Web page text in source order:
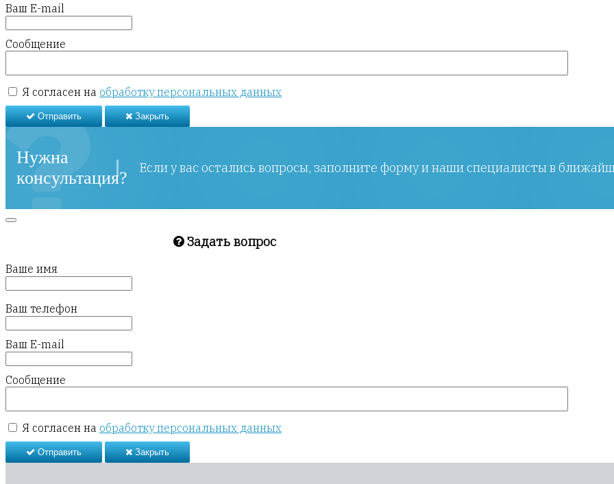
Ваш E-mail
Сообщение
Я согласен на обработку персональных данных
Отправить Закрыть
Нужна
консультация?
Если у вас остались вопросы, заполните форму и наши специалисты в
Задать вопрос
Ваше имя
Ваш телефон
Ваш E-mail
Сообщение
Я согласен на обработку персональных данных
Отправить Закрыть